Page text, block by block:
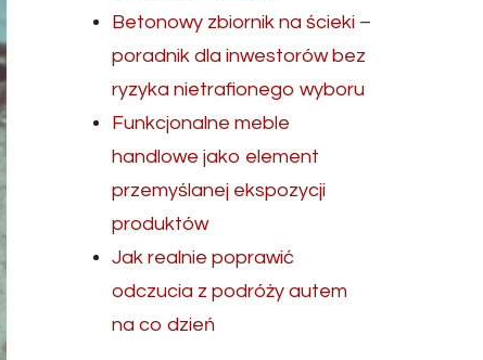
Betonowy zbiornik na ścieki –
poradnik dla inwestorów bez
ryzyka nietrafionego wyboru
Funkcjonalne meble
handlowe jako element
przemyślanej ekspozycji
produktów
Jak realnie poprawić
odczucia z podróży autem
na co dzień